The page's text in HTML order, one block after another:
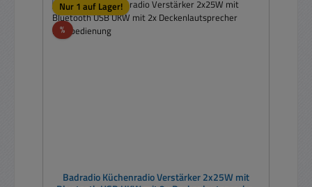
Nur 1 auf Lager!
%Rabatt
Badradio Küchenradio Verstärker 2x25W mit